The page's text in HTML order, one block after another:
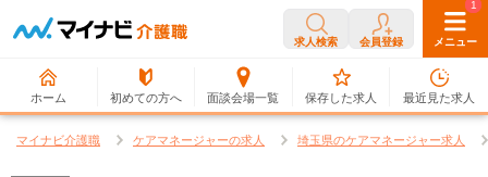
求人検索 会員登録 メニュー
ホーム 初めての方へ 面談会場一覧
0
保存した求人
1
最近見た求人
マイナビ介護職 ケアマネージャーの求人 埼玉県のケアマネージャー求人